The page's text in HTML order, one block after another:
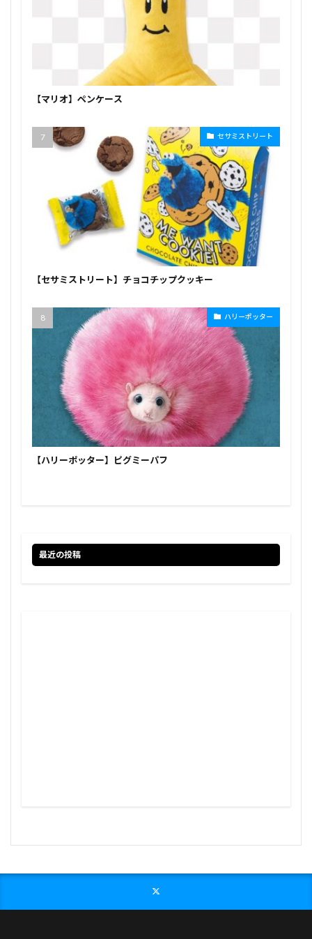
【マリオ】ペンケース
セサミストリート
【セサミストリート】チョコチップクッキー
ハリーポッター
【ハリーポッター】ピグミーパフ
最近の投稿